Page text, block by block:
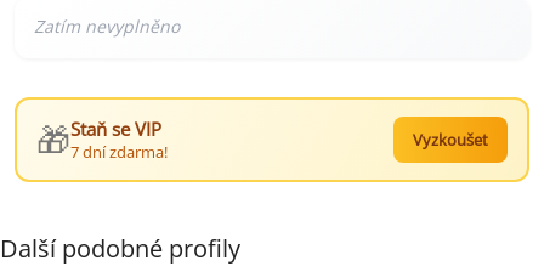
🎁Staň se VIP
7 dní zdarma!
Vyzkoušet
Další podobné profily